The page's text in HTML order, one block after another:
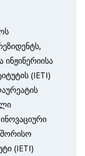
ინჟინერიისა
(IETI)
(IETI)